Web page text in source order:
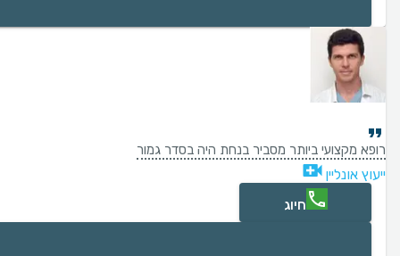
רופא מקצועי ביותר מסביר בנחת היה בסדר גמור
ייעוץ אונליין
חיוג